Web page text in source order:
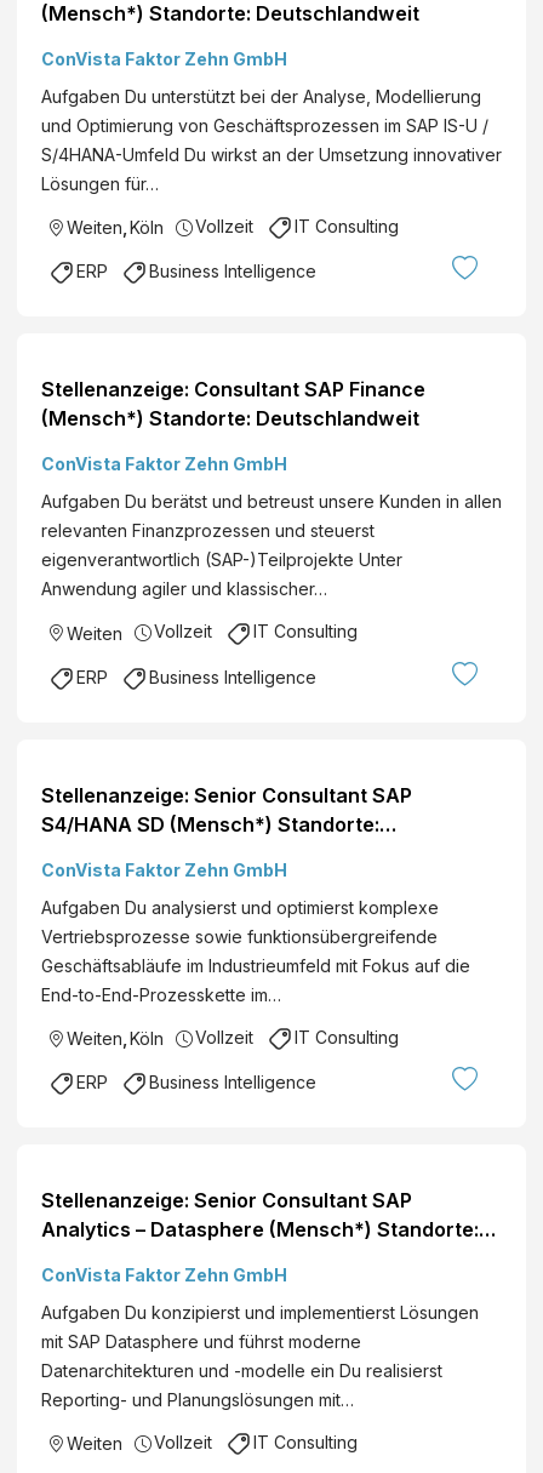
(Mensch*) Standorte: Deutschlandweit
ConVista Faktor Zehn GmbH
Aufgaben Du unterstützt bei der Analyse, Modellierung
und Optimierung von Geschäftsprozessen im SAP IS-U /
S/4HANA-Umfeld Du wirkst an der Umsetzung innovativer
Lösungen für…
Weiten Köln Vollzeit IT Consulting
ERP Business Intelligence
Stellenanzeige: Consultant SAP Finance
(Mensch*) Standorte: Deutschlandweit
ConVista Faktor Zehn GmbH
Aufgaben Du berätst und betreust unsere Kunden in allen
relevanten Finanzprozessen und steuerst
eigenverantwortlich (SAP-)Teilprojekte Unter
Anwendung agiler und klassischer…
Weiten Vollzeit IT Consulting
ERP Business Intelligence
Stellenanzeige: Senior Consultant SAP
S4/HANA SD (Mensch*) Standorte:
ConVista Faktor Zehn GmbH
Aufgaben Du analysierst und optimierst komplexe
Vertriebsprozesse sowie funktionsübergreifende
Geschäftsabläufe im Industrieumfeld mit Fokus auf die
End-to-End-Prozesskette im…
Weiten Köln Vollzeit IT Consulting
ERP Business Intelligence
Stellenanzeige: Senior Consultant SAP
Analytics – Datasphere (Mensch*) Standorte:
ConVista Faktor Zehn GmbH
Aufgaben Du konzipierst und implementierst Lösungen
mit SAP Datasphere und führst moderne
Datenarchitekturen und -modelle ein Du realisierst
Reporting- und Planungslösungen mit…
Weiten Vollzeit IT Consulting